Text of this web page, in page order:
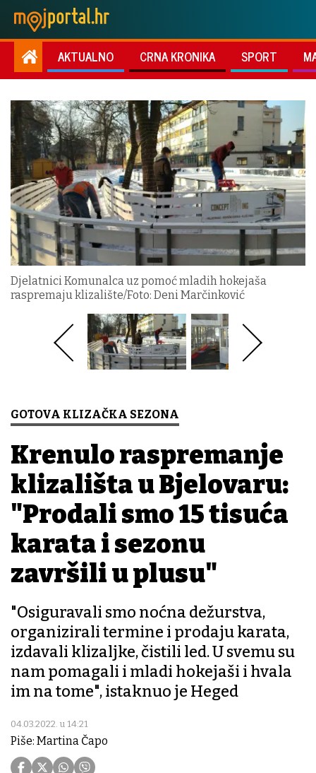
AKTUALNO CRNA KRONIKA SPORT
Djelatnici Komunalca uz pomoć mladih hokejaša
raspremaju klizalište/Foto: Deni Marčinković
GOTOVA KLIZAČKA SEZONA
Krenulo raspremanje
klizališta u Bjelovaru:
"Prodali smo 15 tisuća
karata i sezonu
završili u plusu"
"Osiguravali smo noćna dežurstva,
organizirali termine i prodaju karata,
izdavali klizaljke, čistili led. U svemu su
nam pomagali i mladi hokejaši i hvala
im na tome", istaknuo je Heged
04.03.2022. u 14:21
Piše: Martina Čapo